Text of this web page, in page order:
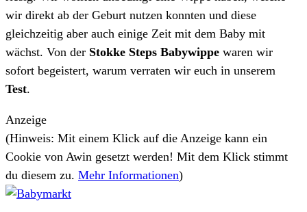
wir direkt ab der Geburt nutzen konnten und diese
gleichzeitig aber auch einige Zeit mit dem Baby mit
wächst. Von der Stokke Steps Babywippe waren wir
sofort begeistert, warum verraten wir euch in unserem
Test.
Anzeige
(Hinweis: Mit einem Klick auf die Anzeige kann ein
Cookie von Awin gesetzt werden! Mit dem Klick stimmt
du diesem zu. Mehr Informationen)